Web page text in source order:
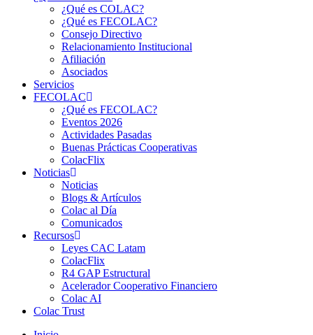
¿Qué es COLAC?
¿Qué es FECOLAC?
Consejo Directivo
Relacionamiento Institucional
Afiliación
Asociados
Servicios
FECOLAC
¿Qué es FECOLAC?
Eventos 2026
Actividades Pasadas
Buenas Prácticas Cooperativas
ColacFlix
Noticias
Noticias
Blogs & Artículos
Colac al Día
Comunicados
Recursos
Leyes CAC Latam
ColacFlix
R4 GAP Estructural
Acelerador Cooperativo Financiero
Colac AI
Colac Trust